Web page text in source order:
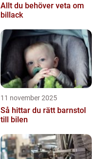
Allt du behöver veta om
billack
11 november 2025
Så hittar du rätt barnstol
till bilen